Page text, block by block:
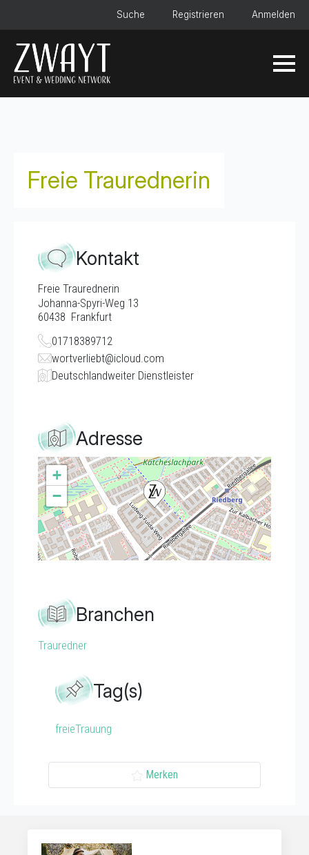
Suche Registrieren Anmelden
Freie Traurednerin
Kontakt
Freie Traurednerin
Johanna-Spyri-Weg 13
60438 Frankfurt
01718389712
wortverliebt@icloud.com
Deutschlandweiter Dienstleister
Adresse
+
−
Branchen
Trauredner
Tag(s)
freieTrauung
Merken